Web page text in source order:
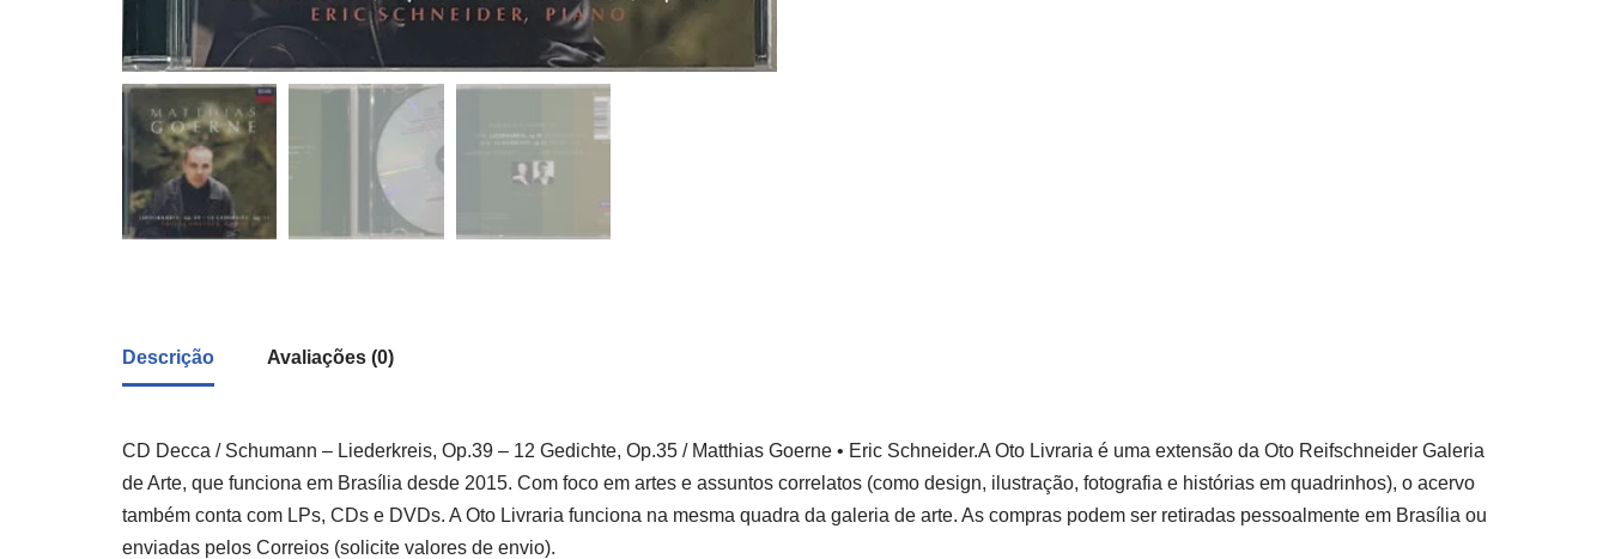
Descrição Avaliações (0)
CD Decca / Schumann – Liederkreis, Op.39 – 12 Gedichte, Op.35 / Matthias Goerne • Eric Schneider.A Oto Livraria é uma extensão da Oto Reifschneider Galeria
de Arte, que funciona em Brasília desde 2015. Com foco em artes e assuntos correlatos (como design, ilustração, fotografia e histórias em quadrinhos), o acervo
também conta com LPs, CDs e DVDs. A Oto Livraria funciona na mesma quadra da galeria de arte. As compras podem ser retiradas pessoalmente em Brasília ou
enviadas pelos Correios (solicite valores de envio).